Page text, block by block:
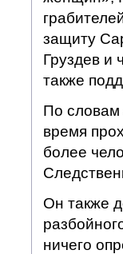
защиту
Груздев
также
По словам
время
более
Он также
ничего